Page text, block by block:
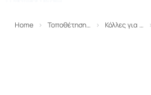
You are here:
Home Τοποθέτηση… Κόλλες για …